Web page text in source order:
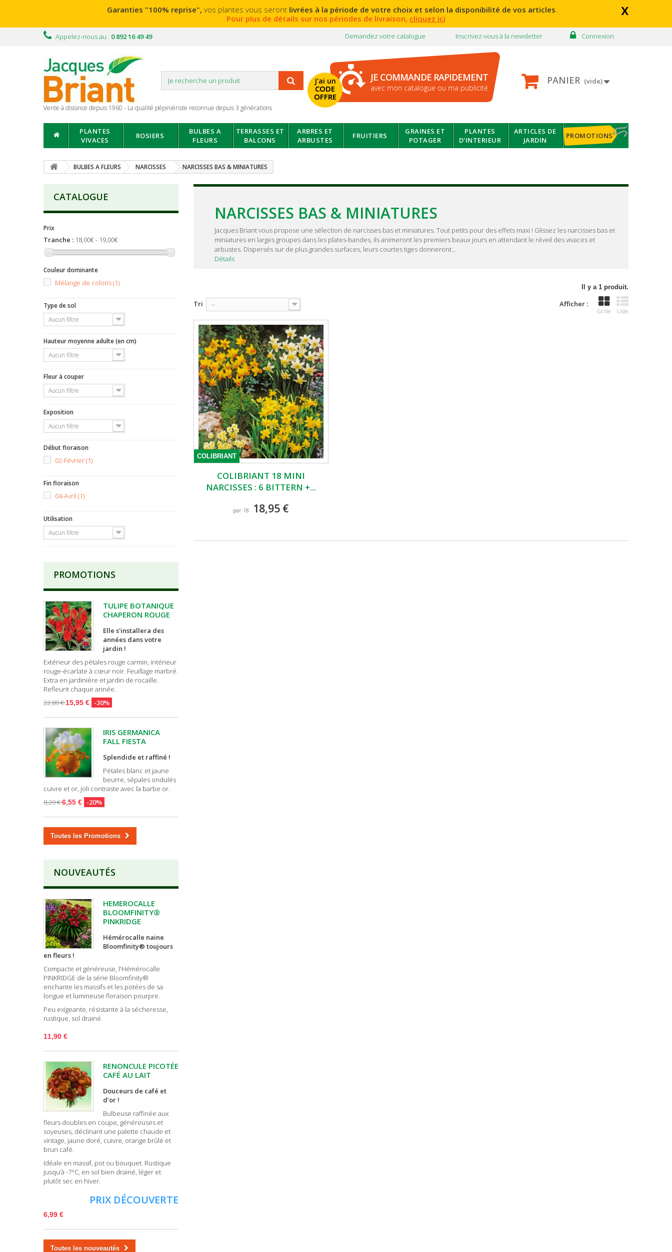
x
Garanties "100% reprise", vos plantes vous seront livrées à la période de votre choix et selon la disponibilité de vos articles.
Pour plus de détails sur nos périodes de livraison, cliquez ici
Connexion
Inscrivez-vous à la newsletter
Demandez votre catalogue
Appelez-nous au : 0 892 16 49 49
Vente à distance depuis 1960 - La qualité pépiniériste reconnue depuis 3 générations
J'ai un
CODE
OFFRE
JE COMMANDE RAPIDEMENT
avec mon catalogue ou ma publicité
PANIER (vide)
PLANTES
VIVACES
ROSIERS
BULBES A
FLEURS
TERRASSES ET
BALCONS
ARBRES ET
ARBUSTES
FRUITIERS
GRAINES ET
POTAGER
PLANTES
D'INTERIEUR
ARTICLES DE
JARDIN
PROMOTIONS
BULBES A FLEURS NARCISSES NARCISSES BAS & MINIATURES
CATALOGUE
Prix
Tranche : 18,00€ - 19,00€
Couleur dominante
Mélange de coloris(1)
Type de sol
Aucun filtre
Hauteur moyenne adulte (en cm)
Aucun filtre
Fleur à couper
Aucun filtre
Exposition
Aucun filtre
Début floraison
02-Février(1)
Fin floraison
04-Avril (1)
Utilisation
Aucun filtre
PROMOTIONS
TULIPE BOTANIQUE
CHAPERON ROUGE
Elle s'installera des
années dans votre
jardin !
Extérieur des pétales rouge carmin, intérieur
rouge-écarlate à cœur noir. Feuillage marbré.
Extra en jardinière et jardin de rocaille.
Refleurit chaque année.
22,80 €15,95 € -30%
IRIS GERMANICA
FALL FIESTA
Splendide et raffiné !
Pétales blanc et jaune
beurre, sépales ondulés
cuivre et or, joli contraste avec la barbe or.
8,20 €6,55 € -20%
Toutes les Promotions
NOUVEAUTÉS
HEMEROCALLE
BLOOMFINITY®
PINKRIDGE
Hémérocalle naine
Bloomfinity® toujours
en fleurs !
Compacte et généreuse, l'Hémérocalle
PINKRIDGE de la série Bloomfinity®
enchante les massifs et les potées de sa
longue et lumineuse floraison pourpre.
Peu exigeante, résistante à la sécheresse,
rustique, sol drainé.
11,90 €
RENONCULE PICOTÉE
CAFÉ AU LAIT
Douceurs de café et
d’or !
Bulbeuse raffinée aux
fleurs doubles en coupe, généreuses et
soyeuses, déclinant une palette chaude et
vintage, jaune doré, cuivre, orange brûlé et
brun café.
Idéale en massif, pot ou bouquet. Rustique
jusqu’à -7°C, en sol bien drainé, léger et
plutôt sec en hiver.
PRIX DÉCOUVERTE
6,99 €
Toutes les nouveautés
NARCISSES BAS & MINIATURES
Jacques Briant vous propose une sélection de narcisses bas et miniatures. Tout petits pour des effets maxi ! Glissez les narcisses bas et
miniatures en larges groupes dans les plates-bandes, ils animeront les premiers beaux jours en attendant le réveil des vivaces et
arbustes. Dispersés sur de plus grandes surfaces, leurs courtes tiges donneront...
Détails
Il y a 1 produit.
Afficher :
Grille Liste
Tri --
COLIBRIANT
COLIBRIANT 18 MINI
NARCISSES : 6 BITTERN +...
par 18 18,95 €